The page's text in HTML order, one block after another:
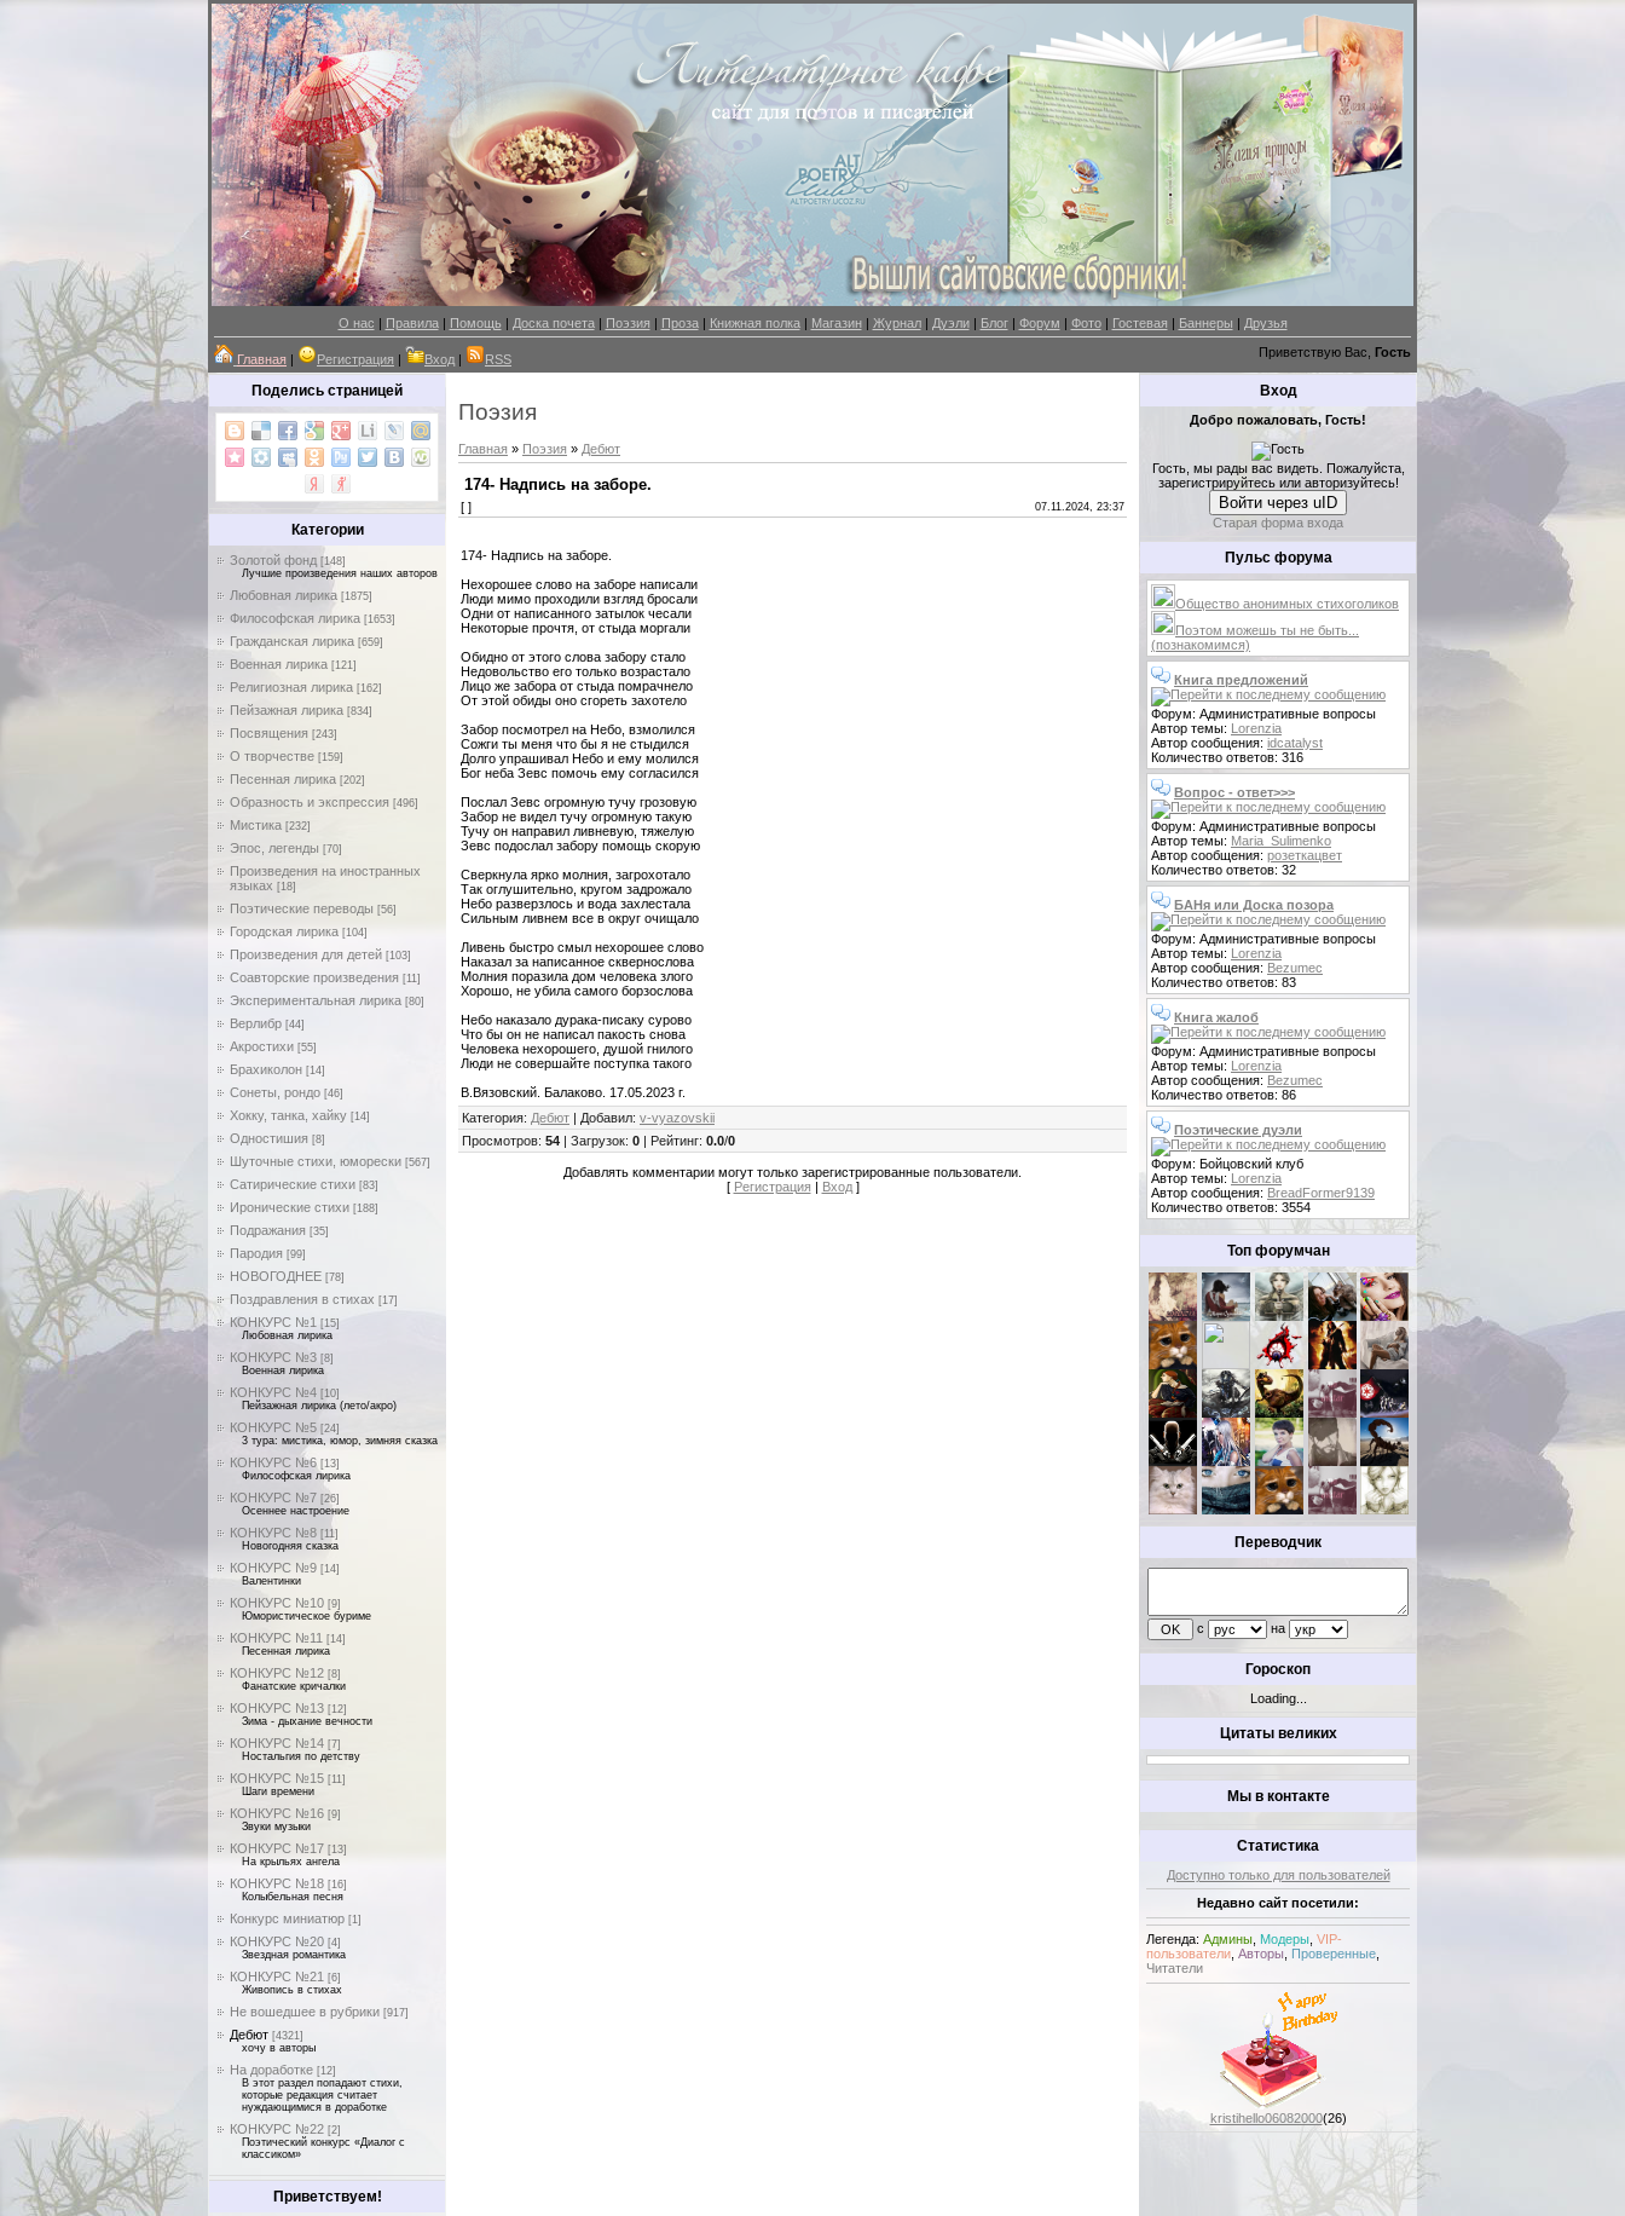
О нас | Правила| Помощь | Доска почета| Поэзия | Проза| Книжная полка| Магазин| Журнал| Дуэли| Блог| Форум | Фото| Гостевая | Баннеры | Друзья
Главная | Регистрация | Вход | RSS Приветствую Вас, Гость
Поделись страницей
Категории
Золотой фонд [148]
Лучшие произведения наших авторов
Любовная лирика [1875]
Философская лирика [1653]
Гражданская лирика [659]
Военная лирика [121]
Религиозная лирика [162]
Пейзажная лирика [834]
Посвящения [243]
О творчестве [159]
Песенная лирика [202]
Образность и экспрессия [496]
Мистика [232]
Эпос, легенды [70]
Произведения на иностранных
языках [18]
Поэтические переводы [56]
Городская лирика [104]
Произведения для детей [103]
Соавторские произведения [11]
Экспериментальная лирика [80]
Верлибр [44]
Акростихи [55]
Брахиколон [14]
Сонеты, рондо [46]
Хокку, танка, хайку [14]
Одностишия [8]
Шуточные стихи, юморески [567]
Сатирические стихи [83]
Иронические стихи [188]
Подражания [35]
Пародия [99]
НОВОГОДНЕЕ [78]
Поздравления в стихах [17]
КОНКУРС №1 [15]
Любовная лирика
КОНКУРС №3 [8]
Военная лирика
КОНКУРС №4 [10]
Пейзажная лирика (лето/акро)
КОНКУРС №5 [24]
3 тура: мистика, юмор, зимняя сказка
КОНКУРС №6 [13]
Философская лирика
КОНКУРС №7 [26]
Осеннее настроение
КОНКУРС №8 [11]
Новогодняя сказка
КОНКУРС №9 [14]
Валентинки
КОНКУРС №10 [9]
Юмористическое буриме
КОНКУРС №11 [14]
Песенная лирика
КОНКУРС №12 [8]
Фанатские кричалки
КОНКУРС №13 [12]
Зима - дыхание вечности
КОНКУРС №14 [7]
Ностальгия по детству
КОНКУРС №15 [11]
Шаги времени
КОНКУРС №16 [9]
Звуки музыки
КОНКУРС №17 [13]
На крыльях ангела
КОНКУРС №18 [16]
Колыбельная песня
Конкурс миниатюр [1]
КОНКУРС №20 [4]
Звездная романтика
КОНКУРС №21 [6]
Живопись в стихах
Не вошедшее в рубрики [917]
Дебют [4321]
хочу в авторы
На доработке [12]
В этот раздел попадают стихи,
которые редакция считает
нуждающимися в доработке
КОНКУРС №22 [2]
Поэтический конкурс «Диалог с
классиком»
Приветствуем!
Поэзия
Главная » Поэзия » Дебют
174- Надпись на заборе.
[ ] 07.11.2024, 23:37
174- Надпись на заборе.
Нехорошее слово на заборе написали
Люди мимо проходили взгляд бросали
Одни от написанного затылок чесали
Некоторые прочтя, от стыда моргали
Обидно от этого слова забору стало
Недовольство его только возрастало
Лицо же забора от стыда помрачнело
От этой обиды оно сгореть захотело
Забор посмотрел на Небо, взмолился
Сожги ты меня что бы я не стыдился
Долго упрашивал Небо и ему молился
Бог неба Зевс помочь ему согласился
Послал Зевс огромную тучу грозовую
Забор не видел тучу огромную такую
Тучу он направил ливневую, тяжелую
Зевс подослал забору помощь скорую
Сверкнула ярко молния, загрохотало
Так оглушительно, кругом задрожало
Небо разверзлось и вода захлестала
Сильным ливнем все в округ очищало
Ливень быстро смыл нехорошее слово
Наказал за написанное сквернослова
Молния поразила дом человека злого
Хорошо, не убила самого борзослова
Небо наказало дурака-писаку сурово
Что бы он не написал пакость снова
Человека нехорошего, душой гнилого
Люди не совершайте поступка такого
В.Вязовский. Балаково. 17.05.2023 г.
Категория: Дебют Добавил: v-vyazovskii
Просмотров: 54 Загрузок: 0 Рейтинг: 0.0/0
Добавлять комментарии могут только зарегистрированные пользователи.
[ Регистрация Вход]
Вход
Добро пожаловать, Гость!
Гость, мы рады вас видеть. Пожалуйста,
зарегистрируйтесь или авторизуйтесь!
Войти через uID
Старая форма входа
Пульс форума
Общество анонимных стихоголиков
Поэтом можешь ты не быть...
(познакомимся)
Книга предложений
Форум: Административные вопросы
Автор темы: Lorenzia
Автор сообщения: idcatalyst
Количество ответов: 316
Вопрос - ответ>>>
Форум: Административные вопросы
Автор темы: Maria_Sulimenko
Автор сообщения: розеткацвет
Количество ответов: 32
БАНя или Доска позора
Форум: Административные вопросы
Автор темы: Lorenzia
Автор сообщения: Bezumec
Количество ответов: 83
Книга жалоб
Форум: Административные вопросы
Автор темы: Lorenzia
Автор сообщения: Bezumec
Количество ответов: 86
Поэтические дуэли
Форум: Бойцовский клуб
Автор темы: Lorenzia
Автор сообщения: BreadFormer9139
Количество ответов: 3554
Топ форумчан
Переводчик
с на
Гороскоп
Loading...
Цитаты великих
Мы в контакте
Статистика
Доступно только для пользователей
Недавно сайт посетили:
Легенда: Админы Модеры VIP-
пользователи Авторы Проверенные
Читатели
kristihello06082000(26)